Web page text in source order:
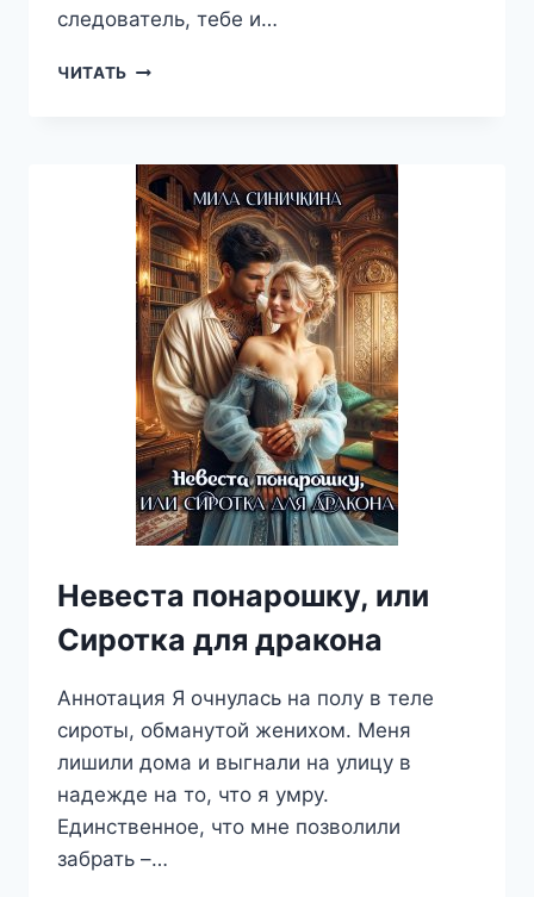
следователь, тебе и…
ЧИТАТЬ ЗОЛОТОЙ
Невеста понарошку, или
Сиротка для дракона
Аннотация Я очнулась на полу в теле
сироты, обманутой женихом. Меня
лишили дома и выгнали на улицу в
надежде на то, что я умру.
Единственное, что мне позволили
забрать –…